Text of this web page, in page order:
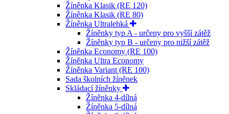
Žíněnka Klasik (RE 120)
Žíněnka Klasik (RE 80)
Žíněnka Ultralehká
Žíněnky typ A - určeny pro vyšší zátěž
Žíněnky typ B - určeny pro nižší zátěž
Žíněnka Economy (RE 100)
Žíněnka Ultra Economy
Žíněnka Variant (RE 100)
Sada školních žíněnek
Skládací žíněnky
Žíněnka 4-dílná
Žíněnka 5-dílná